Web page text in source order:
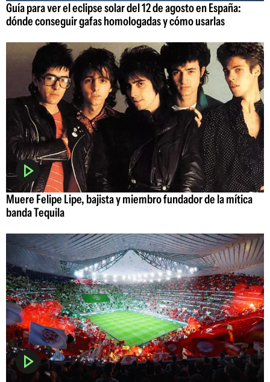
Guía para ver el eclipse solar del 12 de agosto en España:
dónde conseguir gafas homologadas y cómo usarlas
Muere Felipe Lipe, bajista y miembro fundador de la mítica
banda Tequila